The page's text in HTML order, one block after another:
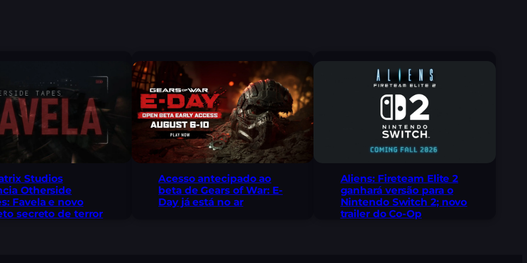
Studios
Otherside
Favela e novo
secreto de terror
Acesso antecipado ao
beta de Gears of War: E-
Day já está no ar
Aliens: Fireteam Elite 2
ganhará versão para o
Nintendo Switch 2; novo
trailer do Co-Op